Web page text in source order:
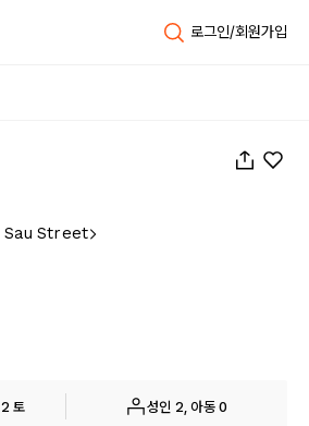
로그인/회원가입
Sau Street
토 성인 2, 아동 0